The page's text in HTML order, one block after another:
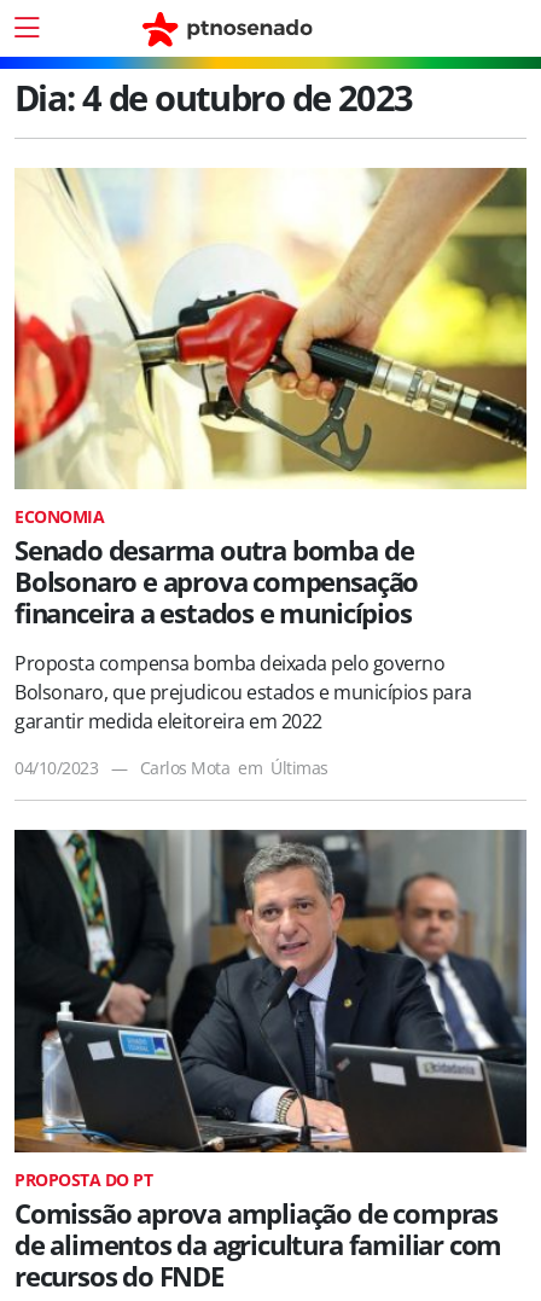
Dia:4 de outubro de 2023
ECONOMIA
Senado desarma outra bomba de
Bolsonaro e aprova compensação
financeira a estados e municípios
Proposta compensa bomba deixada pelo governo
Bolsonaro, que prejudicou estados e municípios para
garantir medida eleitoreira em 2022
04/10/2023 — Carlos Mota em Últimas
PROPOSTA DO PT
Comissão aprova ampliação de compras
de alimentos da agricultura familiar com
recursos do FNDE